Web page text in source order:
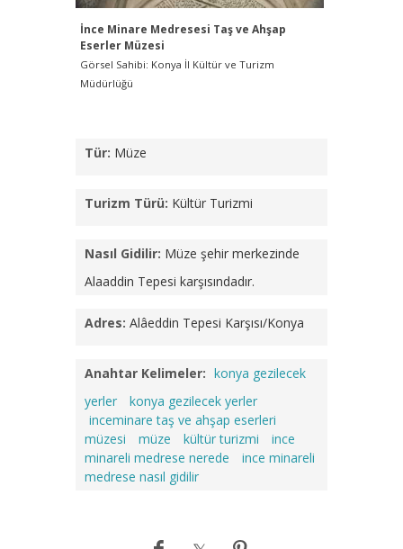
İnce Minare Medresesi Taş ve Ahşap
Eserler Müzesi
Görsel Sahibi: Konya İl Kültür ve Turizm
Müdürlüğü
Tür: Müze
Turizm Türü: Kültür Turizmi
Nasıl Gidilir: Müze şehir merkezinde
Alaaddin Tepesi karşısındadır.
Adres: Alâeddin Tepesi Karşısı/Konya
Anahtar Kelimeler: konya gezilecek
yerler
konya gezilecek yerler
inceminare taş ve ahşap eserleri
müzesi
müze kültür turizmi
ince
minareli medrese nerede
ince minareli
medrese nasıl gidilir